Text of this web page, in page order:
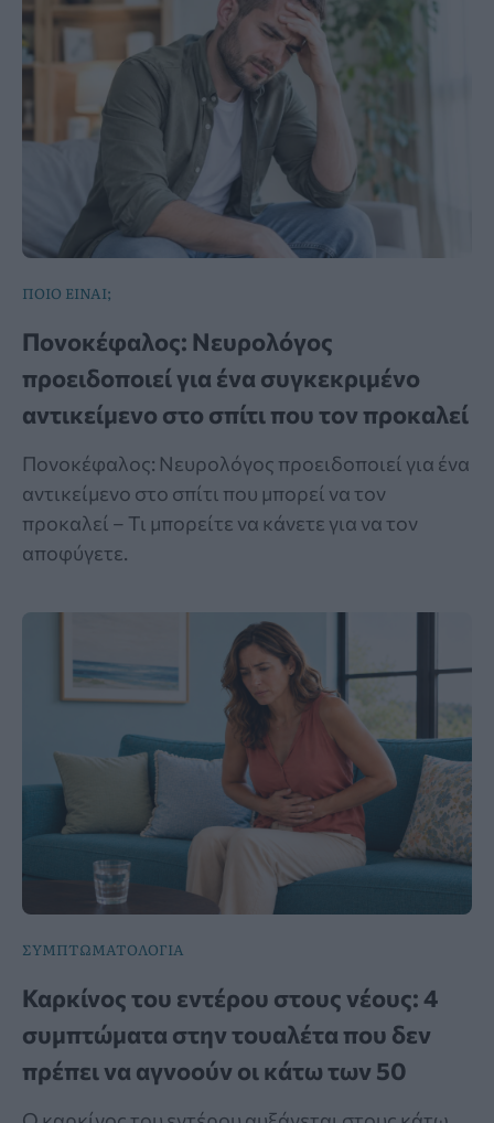
ΠΟΙΟ ΕΙΝΑΙ;
Πονοκέφαλος: Νευρολόγος
προειδοποιεί για ένα συγκεκριμένο
αντικείμενο στο σπίτι που τον προκαλεί
Πονοκέφαλος: Νευρολόγος προειδοποιεί για ένα
αντικείμενο στο σπίτι που μπορεί να τον
προκαλεί – Τι μπορείτε να κάνετε για να τον
αποφύγετε.
ΣΥΜΠΤΩΜΑΤΟΛΟΓΙΑ
Καρκίνος του εντέρου στους νέους: 4
συμπτώματα στην τουαλέτα που δεν
πρέπει να αγνοούν οι κάτω των 50